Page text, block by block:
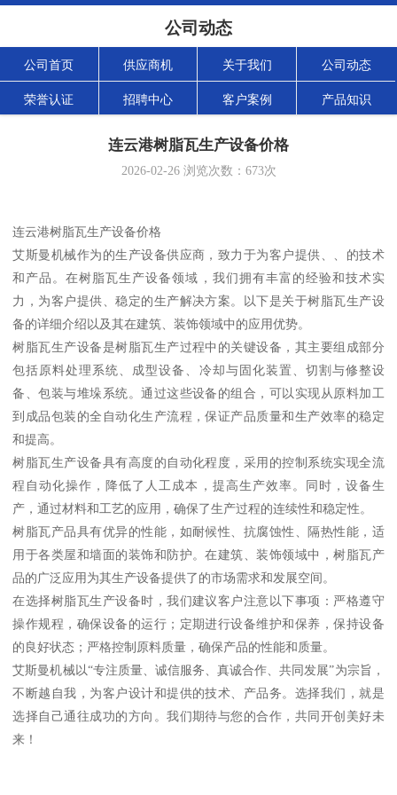
公司动态
公司首页 供应商机 关于我们 公司动态
荣誉认证 招聘中心 客户案例 产品知识
连云港树脂瓦生产设备价格
2026-02-26浏览次数： 673次
连云港树脂瓦生产设备价格
艾斯曼机械作为的生产设备供应商，致力于为客户提供、、的技术
和产品。在树脂瓦生产设备领域，我们拥有丰富的经验和技术实
力，为客户提供、稳定的生产解决方案。以下是关于树脂瓦生产设
备的详细介绍以及其在建筑、装饰领域中的应用优势。
树脂瓦生产设备是树脂瓦生产过程中的关键设备，其主要组成部分
包括原料处理系统、成型设备、冷却与固化装置、切割与修整设
备、包装与堆垛系统。通过这些设备的组合，可以实现从原料加工
到成品包装的全自动化生产流程，保证产品质量和生产效率的稳定
和提高。
树脂瓦生产设备具有高度的自动化程度，采用的控制系统实现全流
程自动化操作，降低了人工成本，提高生产效率。同时，设备生
产，通过材料和工艺的应用，确保了生产过程的连续性和稳定性。
树脂瓦产品具有优异的性能，如耐候性、抗腐蚀性、隔热性能，适
用于各类屋和墙面的装饰和防护。在建筑、装饰领域中，树脂瓦产
品的广泛应用为其生产设备提供了的市场需求和发展空间。
在选择树脂瓦生产设备时，我们建议客户注意以下事项：严格遵守
操作规程，确保设备的运行；定期进行设备维护和保养，保持设备
的良好状态；严格控制原料质量，确保产品的性能和质量。
艾斯曼机械以“专注质量、诚信服务、真诚合作、共同发展”为宗旨，
不断越自我，为客户设计和提供的技术、产品务。选择我们，就是
选择自己通往成功的方向。我们期待与您的合作，共同开创美好未
来！